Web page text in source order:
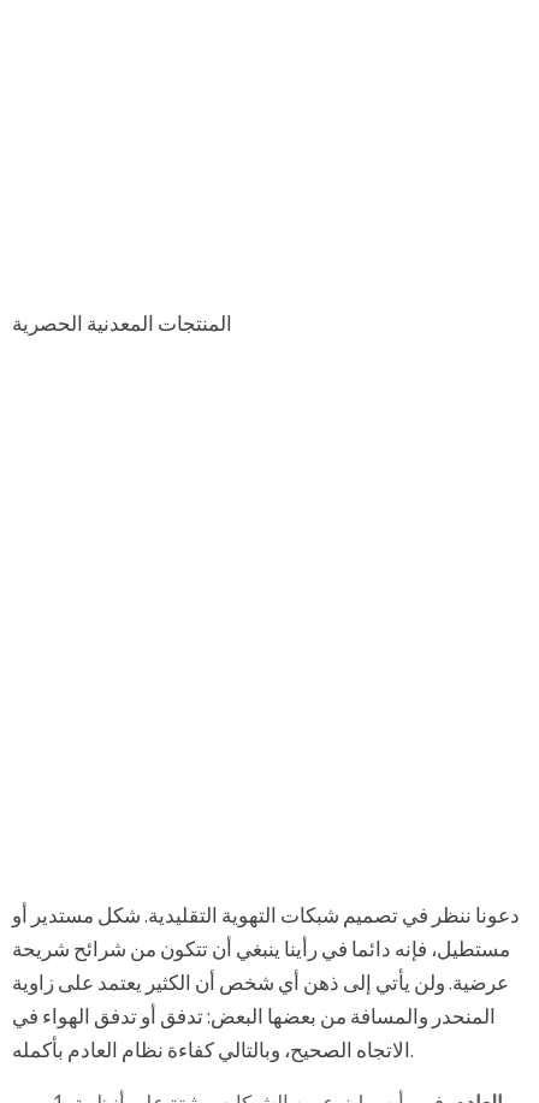
المنتجات المعدنية الحصرية
دعونا ننظر في تصميم شبكات التهوية التقليدية. شكل مستدير أو
مستطيل، فإنه دائما في رأينا ينبغي أن تتكون من شرائح شريحة
عرضية. ولن يأتي إلى ذهن أي شخص أن الكثير يعتمد على زاوية
المنحدر والمسافة من بعضها البعض: تدفق أو تدفق الهواء في
الاتجاه الصحيح، وبالتالي كفاءة نظام العادم بأكمله.